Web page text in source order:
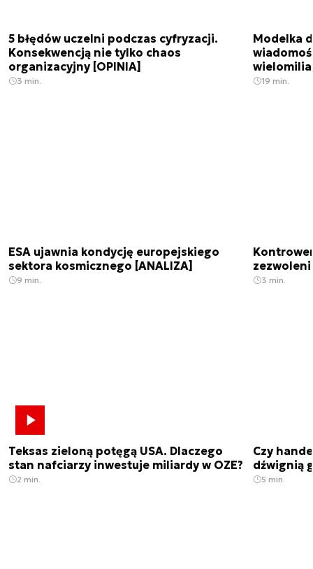
5 błędów uczelni podczas cyfryzacji.
Konsekwencją nie tylko chaos
organizacyjny [OPINIA]
3 min.
Modelka
19 min.
ESA ujawnia kondycję europejskiego
sektora kosmicznego [ANALIZA]
9 min. 3 min.
Teksas zieloną potęgą USA. Dlaczego
stan nafciarzy inwestuje miliardy w OZE?
2 min.
Czy
dźwignią
5 min.